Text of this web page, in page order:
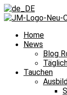
Home
News
Blog
Tauchen